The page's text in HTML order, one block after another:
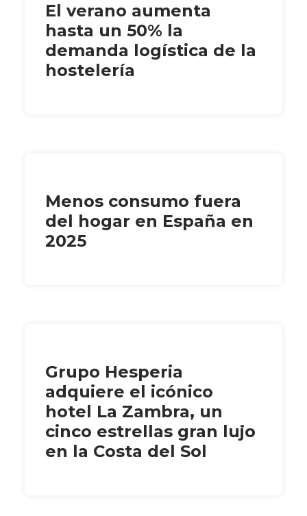
El verano aumenta
hasta un 50% la
demanda logística de la
hostelería
Menos consumo fuera
del hogar en España en
2025
Grupo Hesperia
adquiere el icónico
hotel La Zambra, un
cinco estrellas gran lujo
en la Costa del Sol